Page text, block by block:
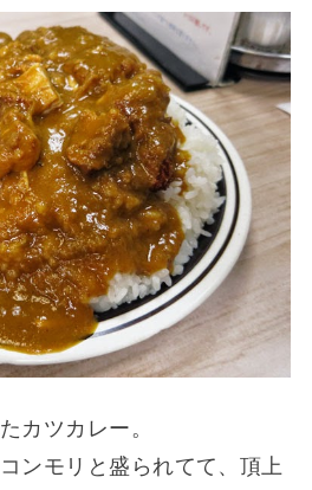
カツカレー。
ンモリと盛られてて、頂上